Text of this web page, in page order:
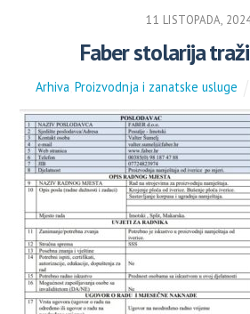
11 LISTOPADA,
Faber stolarija
Arhiva Proizvodnja i zanatske usluge